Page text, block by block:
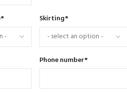
* Skirting*
Phone number*